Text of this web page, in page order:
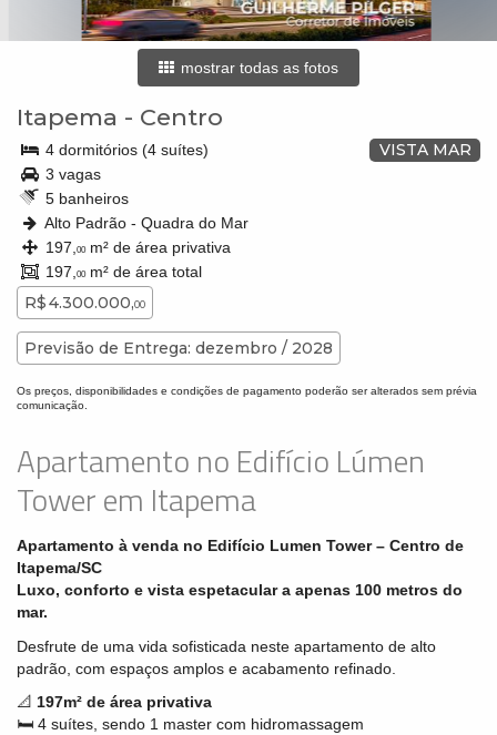
mostrar todas as fotos
Itapema - Centro
VISTA MAR
4 dormitórios (4 suítes)
3 vagas
5 banheiros
Alto Padrão - Quadra do Mar
197, 00m² de área privativa
197, 00m² de área total
R$ 4.300.000,00
Previsão de Entrega: dezembro / 2028
Os preços, disponibilidades e condições de pagamento poderão ser alterados sem prévia
comunicação.
Apartamento no Edifício Lúmen
Tower em Itapema
Apartamento à venda no Edifício Lumen Tower – Centro de
Itapema/SC
Luxo, conforto e vista espetacular a apenas 100 metros do
mar.
Desfrute de uma vida sofisticada neste apartamento de alto
padrão, com espaços amplos e acabamento refinado.
📐 197m² de área privativa
🛏️ 4 suítes, sendo 1 master com hidromassagem